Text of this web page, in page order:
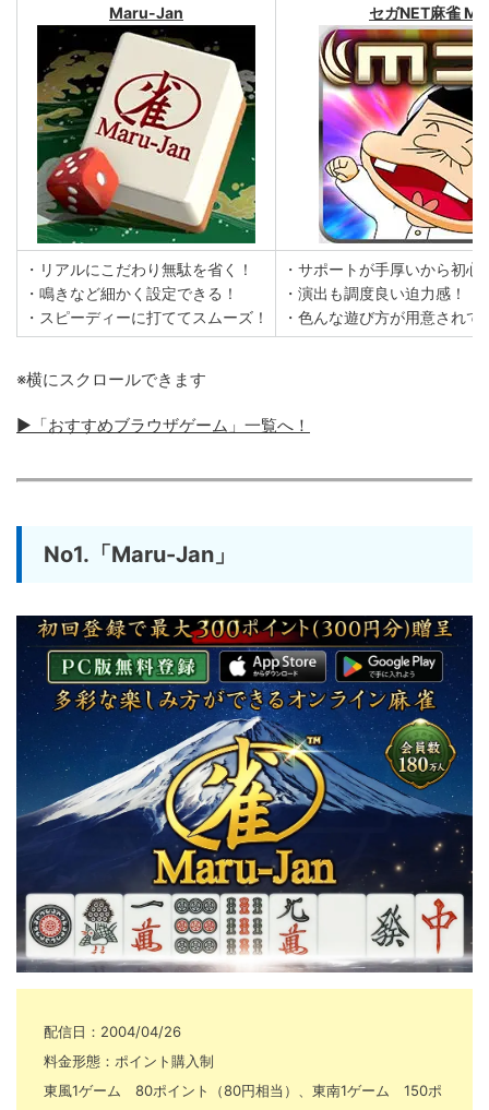
Maru-Jan セガNET麻雀 MJ
・リアルにこだわり無駄を省く！
・鳴きなど細かく設定できる！
・スピーディーに打ててスムーズ！
・サポートが手厚いから初心
・演出も調度良い迫力感！
・色んな遊び方が用意されて
※横にスクロールできます
▶「おすすめブラウザゲーム」一覧へ！
No1.「Maru-Jan」
配信日：2004/04/26
料金形態：ポイント購入制
東風1ゲーム 80ポイント（80円相当）、東南1ゲーム 150ポ